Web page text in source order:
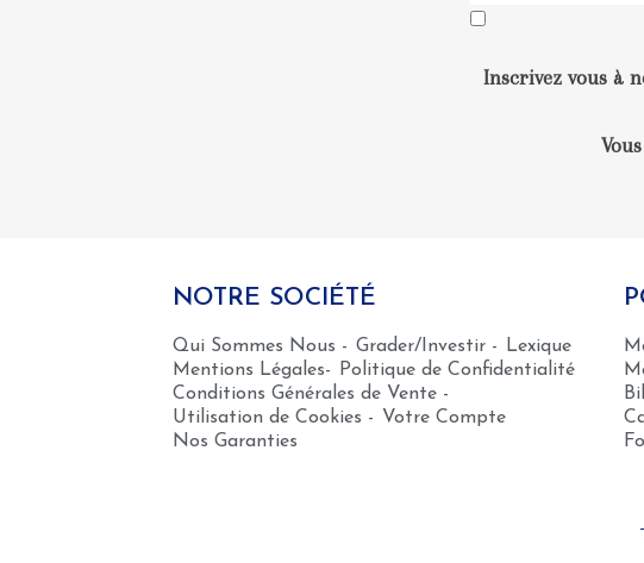
Inscrivez vous à
NOTRE SOCIÉTÉ
Qui Sommes Nous - Grader/Investir - Lexique
Mentions Légales- Politique de Confidentialité
Conditions Générales de Vente -
Utilisation de Cookies - Votre Compte
Nos Garanties